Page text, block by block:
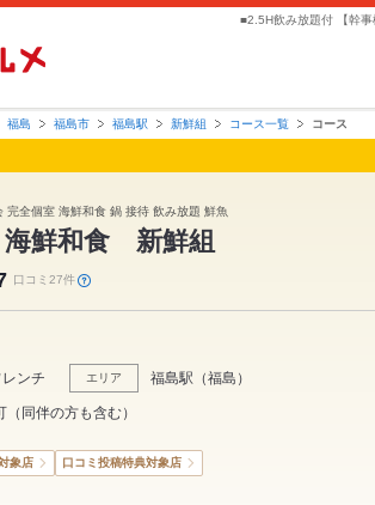
福島 福島市 福島駅 新鮮組 コース一覧 コース
完全個室 海鮮和食 鍋 接待 飲み放題 鮮魚
鮮和食 新鮮組
口コミ27件
ンチ エリア 福島駅 （福島 ）
同伴の方も含む）
象店 口コミ投稿特典対象店